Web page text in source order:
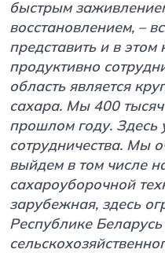
быстрым
восстановлением, –
представить и в
продуктивно
область является
сахара. Мы 400
прошлом году. Здесь
сотрудничества. Мы
выйдем в том числе
сахароуборочной
зарубежная, здесь
Республике